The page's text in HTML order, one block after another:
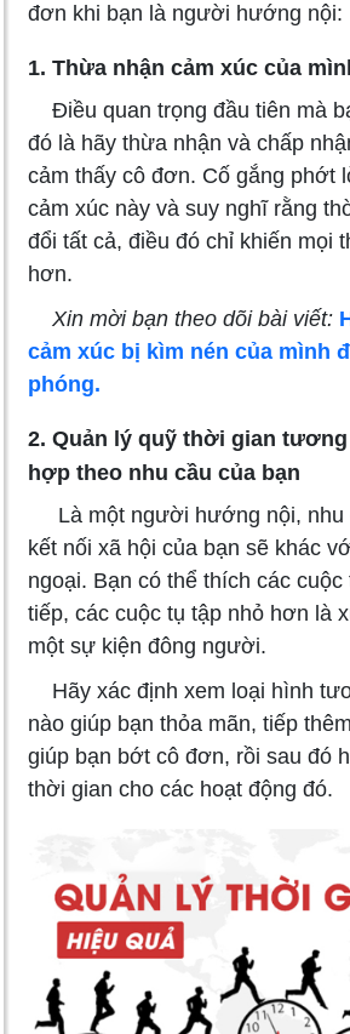
đơn khi bạn là người hướng nội:
1. Thừa nhận cảm xúc của
Điều quan trọng đầu tiên mà
đó là hãy thừa nhận và chấp
cảm thấy cô đơn. Cố gắng phớt
cảm xúc này và suy nghĩ rằng
đổi tất cả, điều đó chỉ khiến mọi
hơn.
Xin mời bạn theo dõi bài viết:
cảm xúc bị kìm nén của mình
phóng.
2. Quản lý quỹ thời gian
hợp theo nhu cầu của bạn
Là một người hướng nội, nhu
kết nối xã hội của bạn sẽ khác
ngoại. Bạn có thể thích các
tiếp, các cuộc tụ tập nhỏ hơn là
một sự kiện đông người.
Hãy xác định xem loại hình
nào giúp bạn thỏa mãn, tiếp
giúp bạn bớt cô đơn, rồi sau đó
thời gian cho các hoạt động đó.